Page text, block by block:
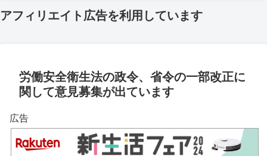
アフィリエイト広告を利用しています
労働安全衛生法の政令、省令の一部改正に
関して意見募集が出ています
広告